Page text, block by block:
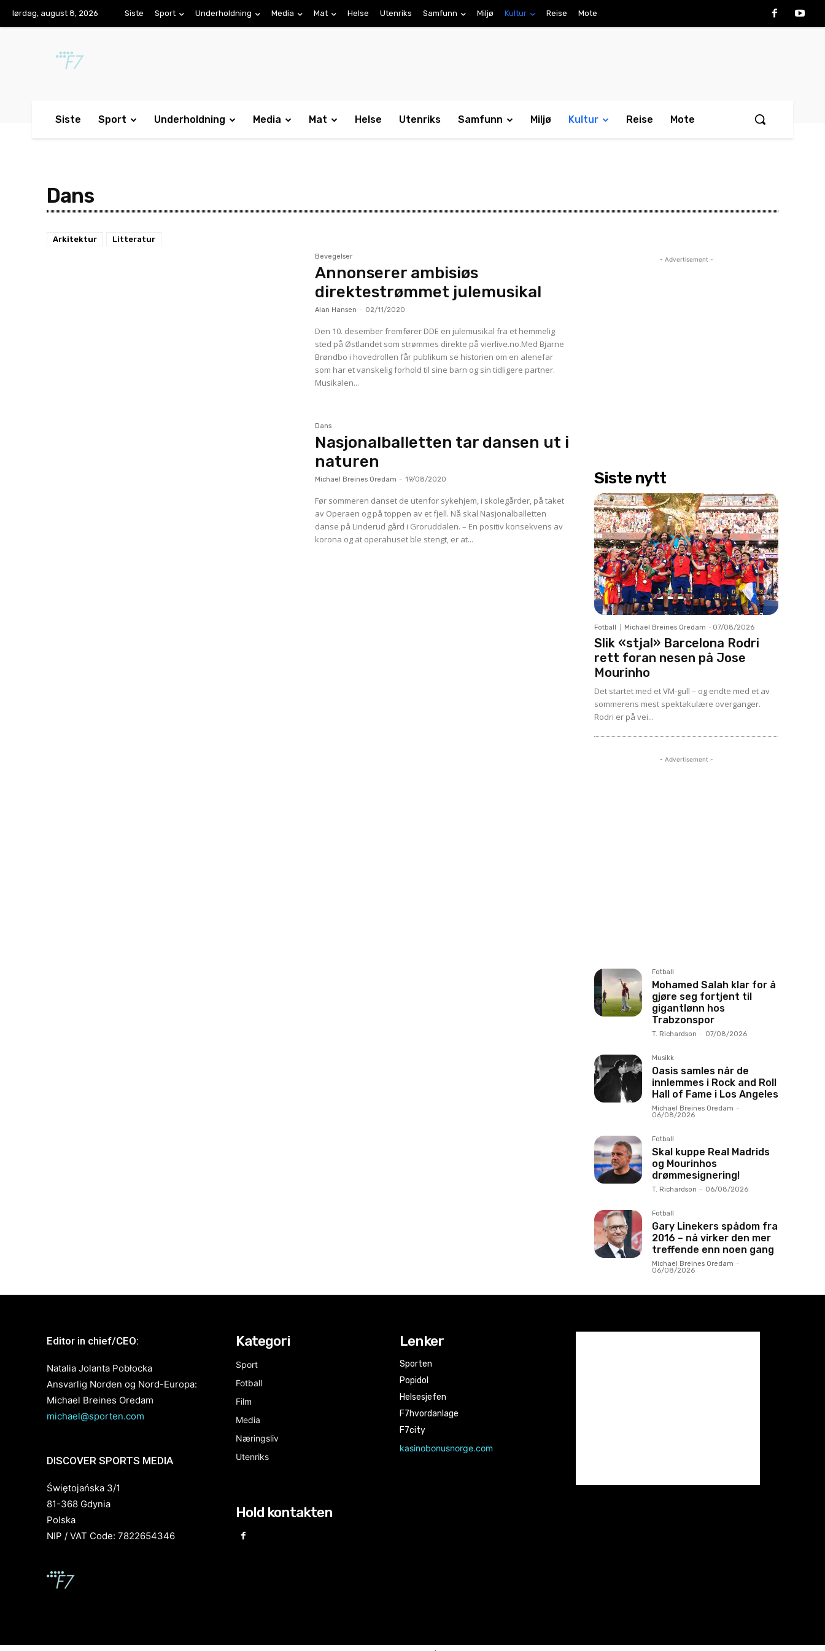
lørdag, august 8, 2026 Siste Sport Underholdning Media Mat Helse Utenriks Samfunn Miljø Kultur Reise Mote
Siste Sport Underholdning Media Mat Helse Utenriks Samfunn Miljø Kultur Reise Mote
Dans
Arkitektur Litteratur
Bevegelser
Annonserer ambisiøs
direktestrømmet julemusikal
Alan Hansen - 02/11/2020
Den 10. desember fremfører DDE en julemusikal fra et hemmelig
sted på Østlandet som strømmes direkte på vierlive.no.Med Bjarne
Brøndbo i hovedrollen får publikum se historien om en alenefar
som har et vanskelig forhold til sine barn og sin tidligere partner.
Musikalen...
Dans
Nasjonalballetten tar dansen ut i
naturen
Michael Breines Oredam - 19/08/2020
Før sommeren danset de utenfor sykehjem, i skolegårder, på taket
av Operaen og på toppen av et fjell. Nå skal Nasjonalballetten
danse på Linderud gård i Groruddalen. – En positiv konsekvens av
korona og at operahuset ble stengt, er at...
- Advertisement -
Siste nytt
Fotball Michael Breines Oredam - 07/08/2026
Slik «stjal» Barcelona Rodri
rett foran nesen på Jose
Mourinho
Det startet med et VM-gull – og endte med et av
sommerens mest spektakulære overganger.
Rodri er på vei...
- Advertisement -
Fotball
Mohamed Salah klar for å
gjøre seg fortjent til
gigantlønn hos
Trabzonspor
T. Richardson - 07/08/2026
Musikk
Oasis samles når de
innlemmes i Rock and Roll
Hall of Fame i Los Angeles
Michael Breines Oredam -
06/08/2026
Fotball
Skal kuppe Real Madrids
og Mourinhos
drømmesignering!
T. Richardson - 06/08/2026
Fotball
Gary Linekers spådom fra
2016 – nå virker den mer
treffende enn noen gang
Michael Breines Oredam -
06/08/2026
Editor in chief/CEO:
Natalia Jolanta Pobłocka
Ansvarlig Norden og Nord-Europa:
Michael Breines Oredam
michael@sporten.com
DISCOVER SPORTS MEDIA
Świętojańska 3/1
81-368 Gdynia
Polska
NIP / VAT Code: 7822654346
Kategori
Sport
Fotball
Film
Media
Næringsliv
Utenriks
Lenker
Sporten
Popidol
Helsesjefen
F7hvordanlage
F7city
kasinobonusnorge.com
Hold kontakten